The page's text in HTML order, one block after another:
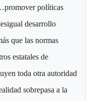
políticas
desarrollo
que las normas
estatales de
toda otra autoridad
sobrepasa a la